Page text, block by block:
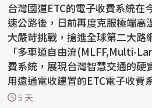
台灣國道ETC的電子收費系統在
速公路後，日前再度克服極端高
大嚴苛挑戰，搶進全球第二大路
「多車道自由流(MLFF,Multi-
費系統，展現台灣智慧交通的硬實力！ 台灣自
用遠通電收建置的ETC電子收費
人工收費站...
5 天